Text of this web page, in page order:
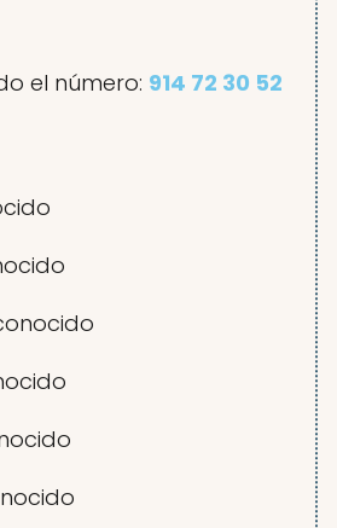
el número: 914 72 30 52